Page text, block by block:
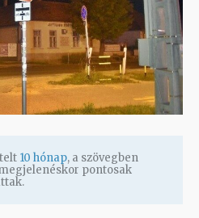
10 hónap, a szövegben
pontosak